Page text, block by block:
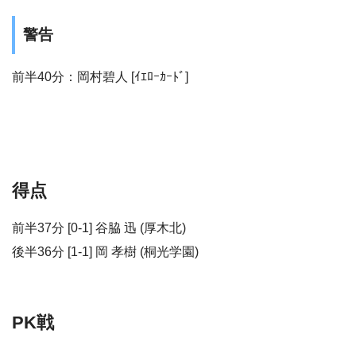
警告
前半40分：岡村碧人 [ｲｴﾛｰｶｰﾄﾞ]
得点
前半37分 [0-1] 谷脇 迅 (厚木北)
後半36分 [1-1] 岡 孝樹 (桐光学園)
PK戦